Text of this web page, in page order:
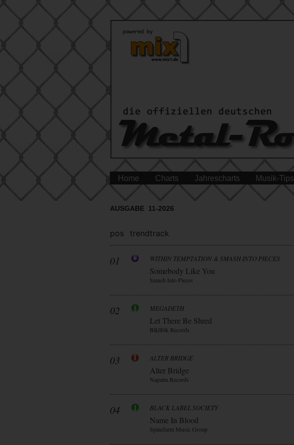
Home Charts Jahrescharts Musik-Tips
AUSGABE 11-2026
pos trendtrack
01 WITHIN TEMPTATION & SMASH INTO PIECES
Somebody Like You
Smash Into Pieces
02 MEGADETH
Let There Be Shred
Blkllblk Records
03 ALTER BRIDGE
Alter Bridge
Napalm Records
04 BLACK LABEL SOCIETY
Name In Blood
Spinefarm Music Group